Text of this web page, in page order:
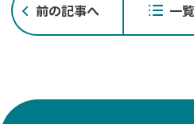
稿
ナ
前の記事へ 一